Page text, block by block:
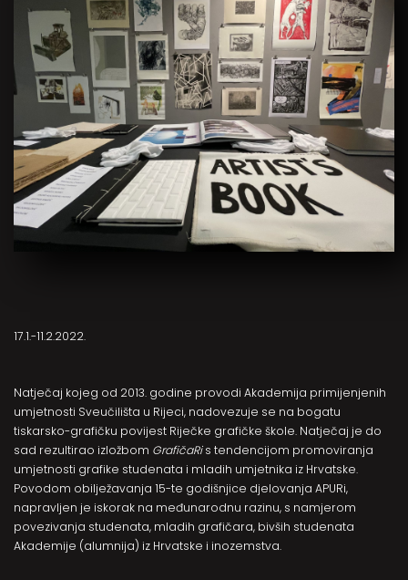
17.1.-11.2.2022.
Natječaj kojeg od 2013. godine provodi Akademija primijenjenih
umjetnosti Sveučilišta u Rijeci, nadovezuje se na bogatu
tiskarsko-grafičku povijest Riječke grafičke škole. Natječaj je do
sad rezultirao izložbom GrafičaRis tendencijom promoviranja
umjetnosti grafike studenata i mladih umjetnika iz Hrvatske.
Povodom obilježavanja 15-te godišnjice djelovanja APURi,
napravljen je iskorak na međunarodnu razinu, s namjerom
povezivanja studenata, mladih grafičara, bivših studenata
Akademije (alumnija) iz Hrvatske i inozemstva.